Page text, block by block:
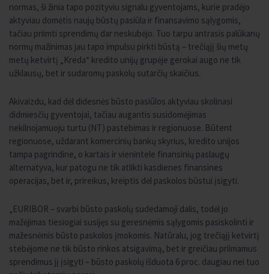
normas, ši žinia tapo pozityviu signalu gyventojams, kurie pradėjo
aktyviau domėtis naujų būstų pasiūla ir finansavimo sąlygomis,
tačiau priimti sprendimų dar neskubėjo. Tuo tarpu antrasis palūkanų
normų mažinimas jau tapo impulsu pirkti būstą – trečiąjį šių metų
metų ketvirtį „Kreda“ kredito unijų grupėje gerokai augo ne tik
užklausų, bet ir sudaromų paskolų sutarčių skaičius.
Akivaizdu, kad dėl didesnės būsto pasiūlos aktyviau skolinasi
didmiesčių gyventojai, tačiau augantis susidomėjimas
nekilnojamuoju turtu (NT) pastebimas ir regionuose. Būtent
regionuose, uždarant komercinių bankų skyrius, kredito unijos
tampa pagrindine, o kartais ir vienintele finansinių paslaugų
alternatyva, kur patogu ne tik atlikti kasdienes finansines
operacijas, bet ir, prireikus, kreiptis dėl paskolos būstui įsigyti.
„EURIBOR – svarbi būsto paskolų sudedamoji dalis, todėl jo
mažėjimas tiesiogiai susijęs su geresnėmis sąlygomis pasiskolinti ir
mažesnėmis būsto paskolos įmokomis. Natūralu, jog trečiąjį ketvirtį
stebėjome ne tik būsto rinkos atsigavimą, bet ir greičiau priimamus
sprendimus jį įsigyti – būsto paskolų išduota 6 proc. daugiau nei tuo